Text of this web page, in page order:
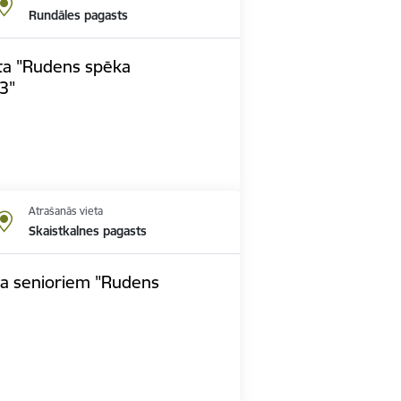
Rundāles pagasts
"Rudens spēka
Atrašanās vieta
Skaistkalnes pagasts
senioriem "Rudens